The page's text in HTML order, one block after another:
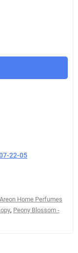
22-05
Areon Home Perfumes
, Peony Blossom -